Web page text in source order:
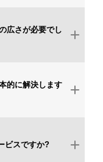
広さが必要でし
的に解決します
ビスですか?